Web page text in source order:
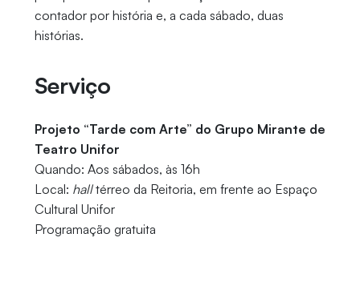
contador por história e, a cada sábado, duas
histórias.
Serviço
Projeto “Tarde com Arte” do Grupo Mirante de
Teatro Unifor
Quando: Aos sábados, às 16h
Local: halltérreo da Reitoria, em frente ao Espaço
Cultural Unifor
Programação gratuita